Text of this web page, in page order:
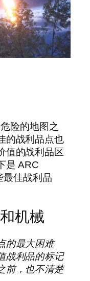
险的地图之
的战利品点也
值的战利品区
是 ARC
最佳战利品
机械
的最大困难
战利品的标记
前，也不清楚